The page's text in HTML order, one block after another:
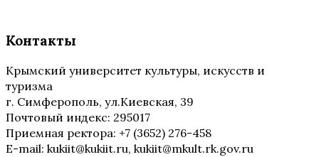
Контакты
Крымский университет культуры, искусств и
туризма
г. Симферополь, ул.Киевская, 39
Почтовый индекс: 295017
Приемная ректора: +7 (3652) 276-458
E-mail: kukiit@kukiit.ru, kukiit@mkult.rk.gov.ru